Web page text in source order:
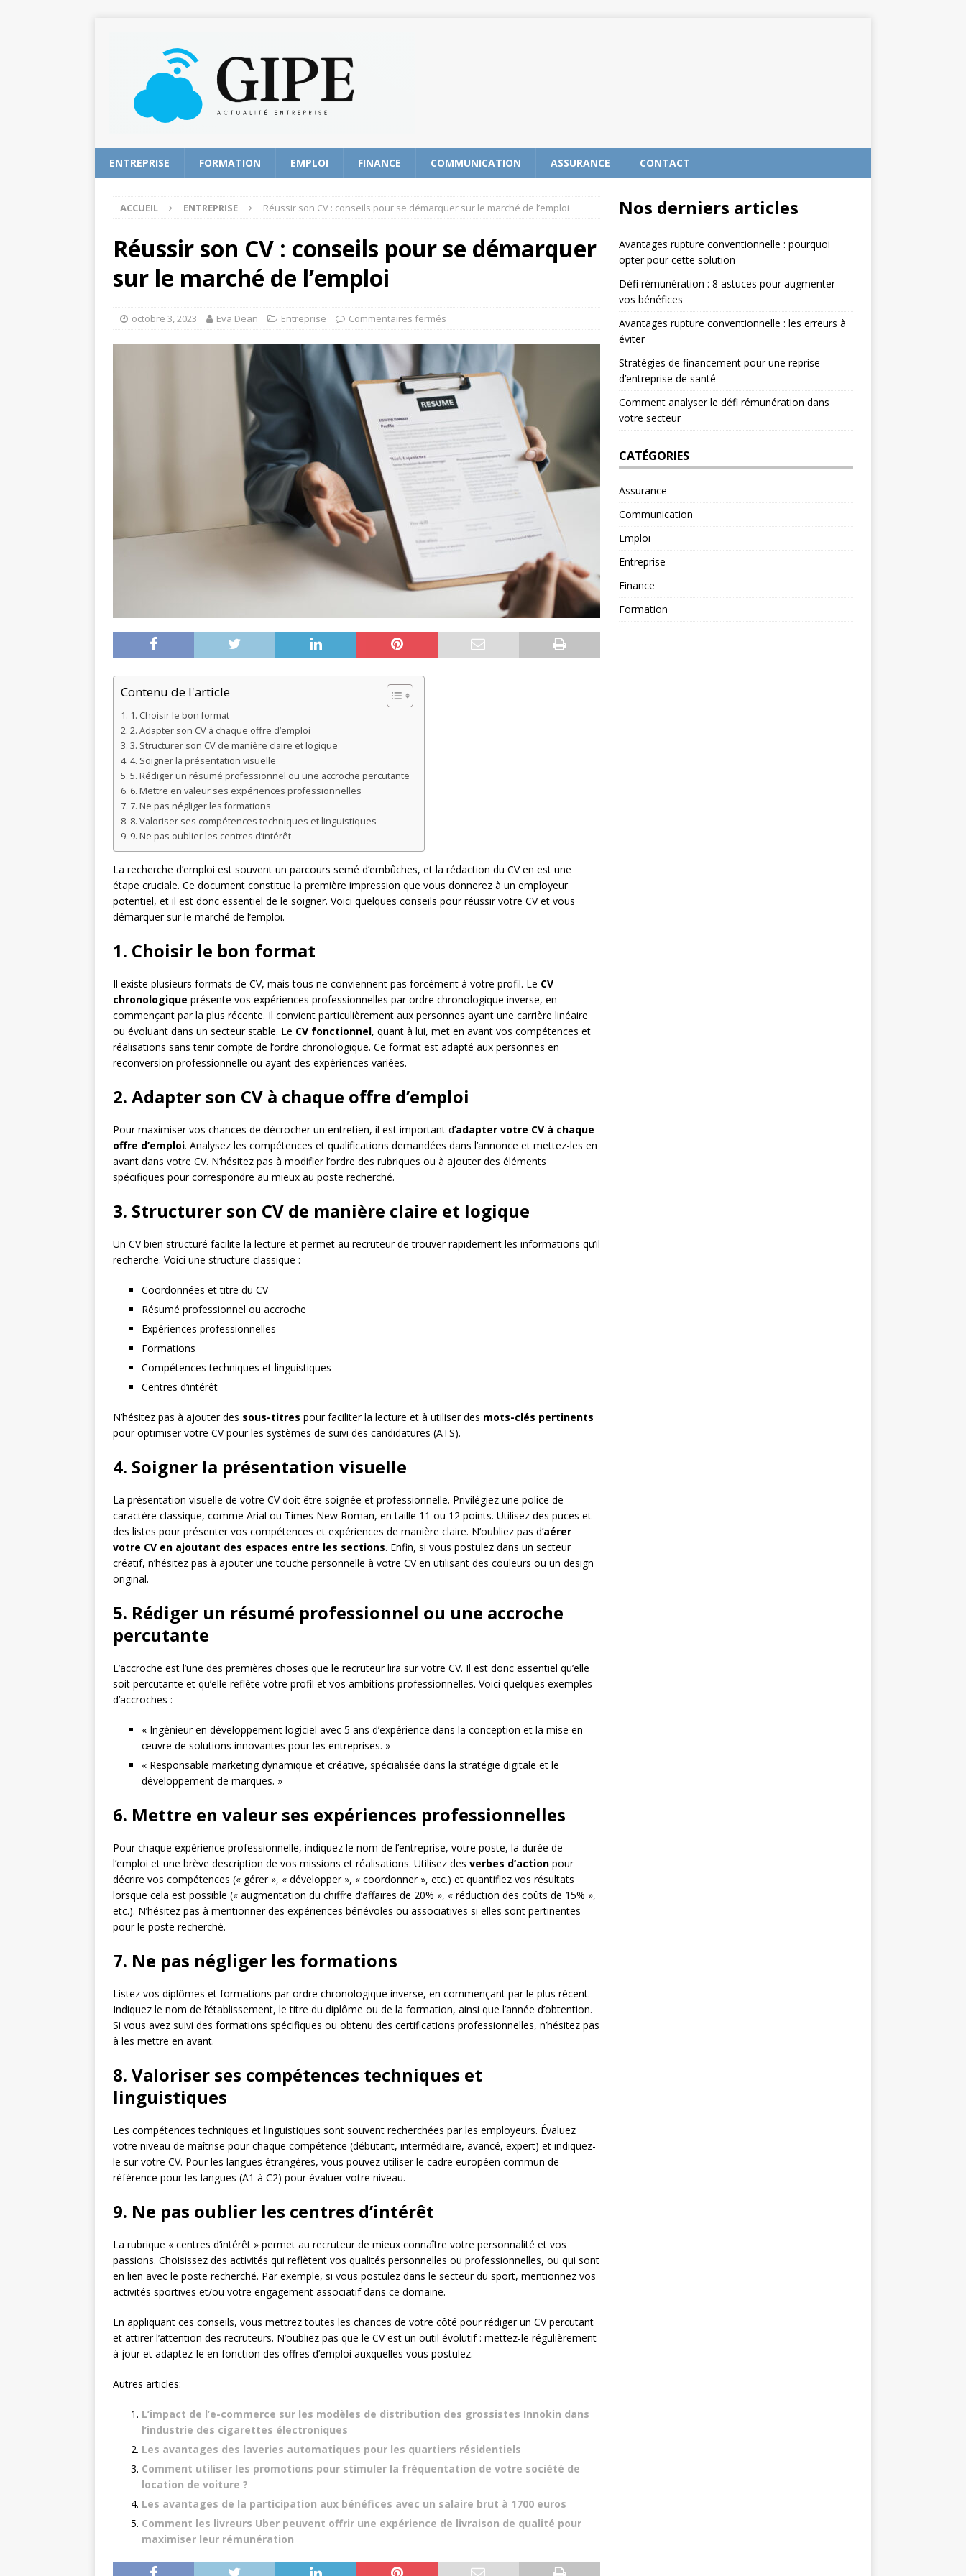
ENTREPRISE FORMATION EMPLOI FINANCE COMMUNICATION ASSURANCE CONTACT
ACCUEIL ENTREPRISE Réussir son CV : conseils pour se démarquer sur le marché de l’emploi
Réussir son CV : conseils pour se démarquer
sur le marché de l’emploi
octobre 3, 2023 Eva Dean Entreprise Commentaires fermés
Contenu de l'article
1. Choisir le bon format
2. Adapter son CV à chaque offre d’emploi
3. Structurer son CV de manière claire et logique
4. Soigner la présentation visuelle
5. Rédiger un résumé professionnel ou une accroche percutante
6. Mettre en valeur ses expériences professionnelles
7. Ne pas négliger les formations
8. Valoriser ses compétences techniques et linguistiques
9. Ne pas oublier les centres d’intérêt
La recherche d’emploi est souvent un parcours semé d’embûches, et la rédaction du CV en est une
étape cruciale. Ce document constitue la première impression que vous donnerez à un employeur
potentiel, et il est donc essentiel de le soigner. Voici quelques conseils pour réussir votre CV et vous
démarquer sur le marché de l’emploi.
1. Choisir le bon format
Il existe plusieurs formats de CV, mais tous ne conviennent pas forcément à votre profil. Le CV
chronologique présente vos expériences professionnelles par ordre chronologique inverse, en
commençant par la plus récente. Il convient particulièrement aux personnes ayant une carrière linéaire
ou évoluant dans un secteur stable. Le CV fonctionnel, quant à lui, met en avant vos compétences et
réalisations sans tenir compte de l’ordre chronologique. Ce format est adapté aux personnes en
reconversion professionnelle ou ayant des expériences variées.
2. Adapter son CV à chaque offre d’emploi
Pour maximiser vos chances de décrocher un entretien, il est important d’adapter votre CV à chaque
offre d’emploi. Analysez les compétences et qualifications demandées dans l’annonce et mettez-les en
avant dans votre CV. N’hésitez pas à modifier l’ordre des rubriques ou à ajouter des éléments
spécifiques pour correspondre au mieux au poste recherché.
3. Structurer son CV de manière claire et logique
Un CV bien structuré facilite la lecture et permet au recruteur de trouver rapidement les informations qu’il
recherche. Voici une structure classique :
Coordonnées et titre du CV
Résumé professionnel ou accroche
Expériences professionnelles
Formations
Compétences techniques et linguistiques
Centres d’intérêt
N’hésitez pas à ajouter des sous-titres pour faciliter la lecture et à utiliser des mots-clés pertinents
pour optimiser votre CV pour les systèmes de suivi des candidatures (ATS).
4. Soigner la présentation visuelle
La présentation visuelle de votre CV doit être soignée et professionnelle. Privilégiez une police de
caractère classique, comme Arial ou Times New Roman, en taille 11 ou 12 points. Utilisez des puces et
des listes pour présenter vos compétences et expériences de manière claire. N’oubliez pas d’aérer
votre CV en ajoutant des espaces entre les sections. Enfin, si vous postulez dans un secteur
créatif, n’hésitez pas à ajouter une touche personnelle à votre CV en utilisant des couleurs ou un design
original.
5. Rédiger un résumé professionnel ou une accroche
percutante
L’accroche est l’une des premières choses que le recruteur lira sur votre CV. Il est donc essentiel qu’elle
soit percutante et qu’elle reflète votre profil et vos ambitions professionnelles. Voici quelques exemples
d’accroches :
« Ingénieur en développement logiciel avec 5 ans d’expérience dans la conception et la mise en
œuvre de solutions innovantes pour les entreprises. »
« Responsable marketing dynamique et créative, spécialisée dans la stratégie digitale et le
développement de marques. »
6. Mettre en valeur ses expériences professionnelles
Pour chaque expérience professionnelle, indiquez le nom de l’entreprise, votre poste, la durée de
l’emploi et une brève description de vos missions et réalisations. Utilisez des verbes d’action pour
décrire vos compétences (« gérer », « développer », « coordonner », etc.) et quantifiez vos résultats
lorsque cela est possible (« augmentation du chiffre d’affaires de 20% », « réduction des coûts de 15% »,
etc.). N’hésitez pas à mentionner des expériences bénévoles ou associatives si elles sont pertinentes
pour le poste recherché.
7. Ne pas négliger les formations
Listez vos diplômes et formations par ordre chronologique inverse, en commençant par le plus récent.
Indiquez le nom de l’établissement, le titre du diplôme ou de la formation, ainsi que l’année d’obtention.
Si vous avez suivi des formations spécifiques ou obtenu des certifications professionnelles, n’hésitez pas
à les mettre en avant.
8. Valoriser ses compétences techniques et
linguistiques
Les compétences techniques et linguistiques sont souvent recherchées par les employeurs. Évaluez
votre niveau de maîtrise pour chaque compétence (débutant, intermédiaire, avancé, expert) et indiquez-
le sur votre CV. Pour les langues étrangères, vous pouvez utiliser le cadre européen commun de
référence pour les langues (A1 à C2) pour évaluer votre niveau.
9. Ne pas oublier les centres d’intérêt
La rubrique « centres d’intérêt » permet au recruteur de mieux connaître votre personnalité et vos
passions. Choisissez des activités qui reflètent vos qualités personnelles ou professionnelles, ou qui sont
en lien avec le poste recherché. Par exemple, si vous postulez dans le secteur du sport, mentionnez vos
activités sportives et/ou votre engagement associatif dans ce domaine.
En appliquant ces conseils, vous mettrez toutes les chances de votre côté pour rédiger un CV percutant
et attirer l’attention des recruteurs. N’oubliez pas que le CV est un outil évolutif : mettez-le régulièrement
à jour et adaptez-le en fonction des offres d’emploi auxquelles vous postulez.
Autres articles:
L’impact de l’e-commerce sur les modèles de distribution des grossistes Innokin dans
l’industrie des cigarettes électroniques
Les avantages des laveries automatiques pour les quartiers résidentiels
Comment utiliser les promotions pour stimuler la fréquentation de votre société de
location de voiture ?
Les avantages de la participation aux bénéfices avec un salaire brut à 1700 euros
Comment les livreurs Uber peuvent offrir une expérience de livraison de qualité pour
maximiser leur rémunération
Nos derniers articles
Avantages rupture conventionnelle : pourquoi
opter pour cette solution
Défi rémunération : 8 astuces pour augmenter
vos bénéfices
Avantages rupture conventionnelle : les erreurs à
éviter
Stratégies de financement pour une reprise
d’entreprise de santé
Comment analyser le défi rémunération dans
votre secteur
CATÉGORIES
Assurance
Communication
Emploi
Entreprise
Finance
Formation